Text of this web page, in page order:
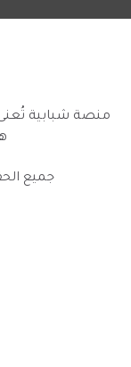
منصة شبابية
© 2025